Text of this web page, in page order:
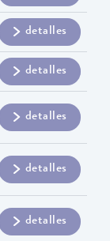
detalles
detalles
detalles
detalles
detalles